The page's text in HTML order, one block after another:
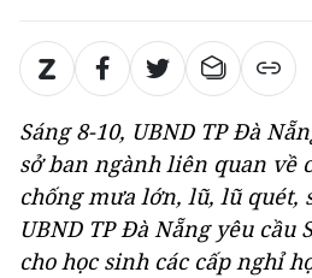
Sáng 8-10, UBND TP Đà
sở ban ngành liên quan về
chống mưa lớn, lũ, lũ quét,
UBND TP Đà Nẵng yêu cầu
cho học sinh các cấp nghỉ